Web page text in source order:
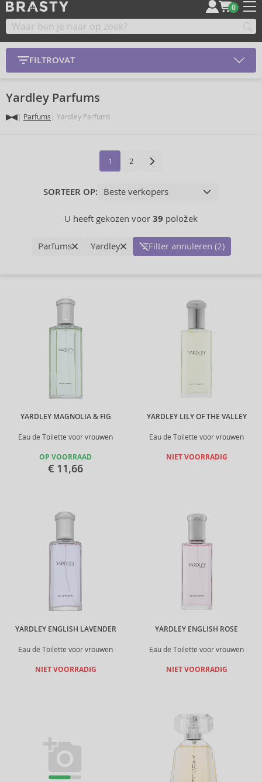
0
FILTROVAT
Yardley Parfums
Parfums Yardley Parfums
1 2
SORTEER OP:
U heeft gekozen voor 39 položek
Parfums Yardley Filter annuleren (2)
YARDLEY MAGNOLIA & FIG
Eau de Toilette voor vrouwen
OP VOORRAAD
€ 11,66
YARDLEY LILY OF THE VALLEY
Eau de Toilette voor vrouwen
NIET VOORRADIG
YARDLEY ENGLISH LAVENDER
Eau de Toilette voor vrouwen
NIET VOORRADIG
YARDLEY ENGLISH ROSE
Eau de Toilette voor vrouwen
NIET VOORRADIG